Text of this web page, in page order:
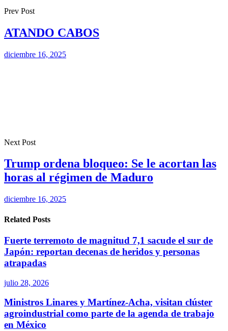
Prev Post
ATANDO CABOS
diciembre 16, 2025
Next Post
Trump ordena bloqueo: Se le acortan las
horas al régimen de Maduro
diciembre 16, 2025
Related Posts
Fuerte terremoto de magnitud 7,1 sacude el sur de
Japón: reportan decenas de heridos y personas
atrapadas
julio 28, 2026
Ministros Linares y Martínez-Acha, visitan clúster
agroindustrial como parte de la agenda de trabajo
en México